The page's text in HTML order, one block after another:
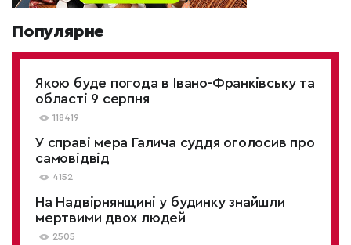
Популярне
Якою буде погода в Івано-Франківську та
області 9 серпня
118419
У справі мера Галича суддя оголосив про
самовідвід
4152
На Надвірнянщині у будинку знайшли
мертвими двох людей
2505